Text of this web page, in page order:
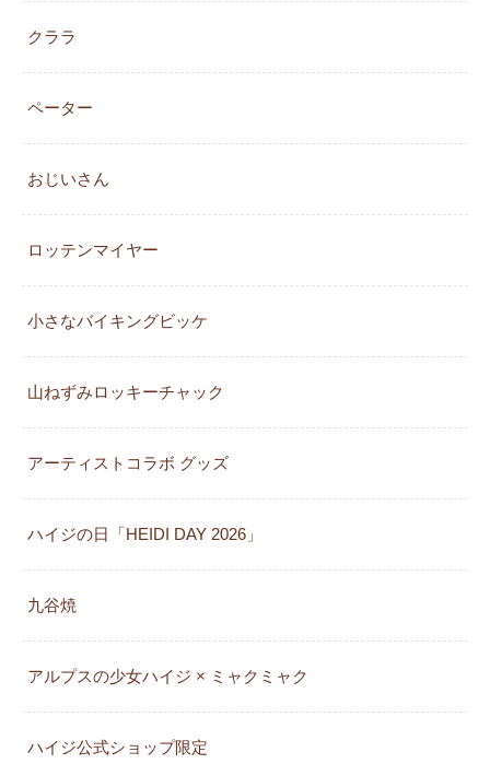
クララ
ペーター
おじいさん
ロッテンマイヤー
小さなバイキングビッケ
山ねずみロッキーチャック
アーティストコラボ グッズ
ハイジの日「HEIDI DAY 2026」
九谷焼
アルプスの少女ハイジ × ミャクミャク
ハイジ公式ショップ限定